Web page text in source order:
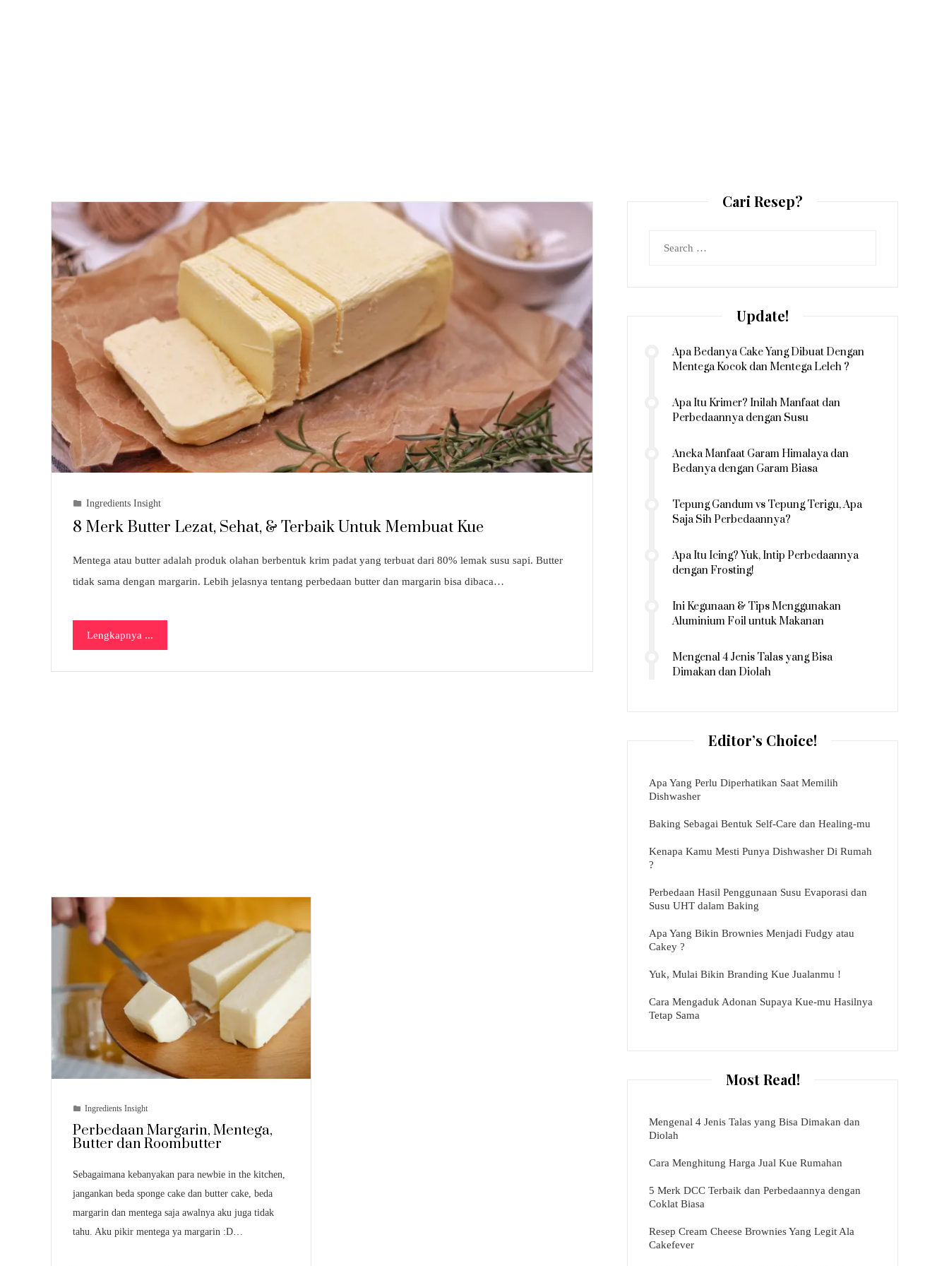
Ingredients Insight
8 Merk Butter Lezat, Sehat, & Terbaik Untuk Membuat Kue
Mentega atau butter adalah produk olahan berbentuk krim padat yang terbuat dari 80% lemak susu sapi. Butter
tidak sama dengan margarin. Lebih jelasnya tentang perbedaan butter dan margarin bisa dibaca…
Lengkapnya ...
Ingredients Insight
Perbedaan Margarin, Mentega,
Butter dan Roombutter
Sebagaimana kebanyakan para newbie in the kitchen,
jangankan beda sponge cake dan butter cake, beda
margarin dan mentega saja awalnya aku juga tidak
tahu. Aku pikir mentega ya margarin :D…
Cari Resep?
Update!
Apa Bedanya Cake Yang Dibuat Dengan
Mentega Kocok dan Mentega Leleh ?
Apa Itu Krimer? Inilah Manfaat dan
Perbedaannya dengan Susu
Aneka Manfaat Garam Himalaya dan
Bedanya dengan Garam Biasa
Tepung Gandum vs Tepung Terigu, Apa
Saja Sih Perbedaannya?
Apa Itu Icing? Yuk, Intip Perbedaannya
dengan Frosting!
Ini Kegunaan & Tips Menggunakan
Aluminium Foil untuk Makanan
Mengenal 4 Jenis Talas yang Bisa
Dimakan dan Diolah
Editor’s Choice!
Apa Yang Perlu Diperhatikan Saat Memilih
Dishwasher
Baking Sebagai Bentuk Self-Care dan Healing-mu
Kenapa Kamu Mesti Punya Dishwasher Di Rumah
?
Perbedaan Hasil Penggunaan Susu Evaporasi dan
Susu UHT dalam Baking
Apa Yang Bikin Brownies Menjadi Fudgy atau
Cakey ?
Yuk, Mulai Bikin Branding Kue Jualanmu !
Cara Mengaduk Adonan Supaya Kue-mu Hasilnya
Tetap Sama
Most Read!
Mengenal 4 Jenis Talas yang Bisa Dimakan dan
Diolah
Cara Menghitung Harga Jual Kue Rumahan
5 Merk DCC Terbaik dan Perbedaannya dengan
Coklat Biasa
Resep Cream Cheese Brownies Yang Legit Ala
Cakefever